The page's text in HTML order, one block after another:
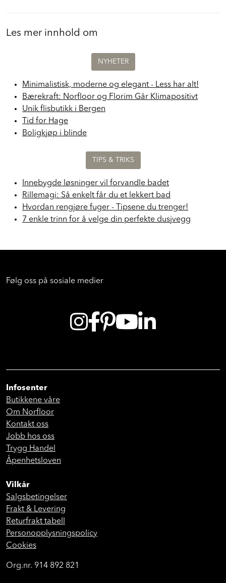
Les mer innhold om
NYHETER
Minimalistisk, moderne og elegant - Less har alt!
Bærekraft: Norfloor og Florim Går Klimapositivt
Unik flisbutikk i Bergen
Tid for Hage
Boligkjøp i blinde
TIPS & TRIKS
Innebygde løsninger vil forvandle badet
Rillemagi: Så enkelt får du et lekkert bad
Hvordan rengjøre fuger - Tipsene du trenger!
7 enkle trinn for å velge din perfekte dusjvegg
Følg oss på sosiale medier
Infosenter
Butikkene våre
Om Norfloor
Kontakt oss
Jobb hos oss
Trygg Handel
Åpenhetsloven
Vilkår
Salgsbetingelser
Frakt & Levering
Returfrakt tabell
Personopplysningspolicy
Cookies
Org.nr. 914 892 821